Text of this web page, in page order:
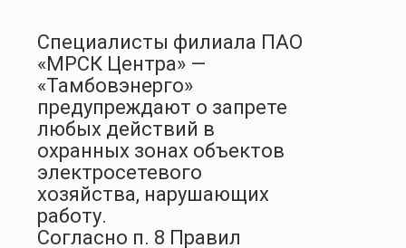
Специалисты филиала ПАО
«МРСК Центра» —
«Тамбовэнерго»
предупреждают о запрете
любых действий в
охранных зонах объектов
электросетевого
хозяйства, нарушающих
работу.
Согласно п. 8 Правил